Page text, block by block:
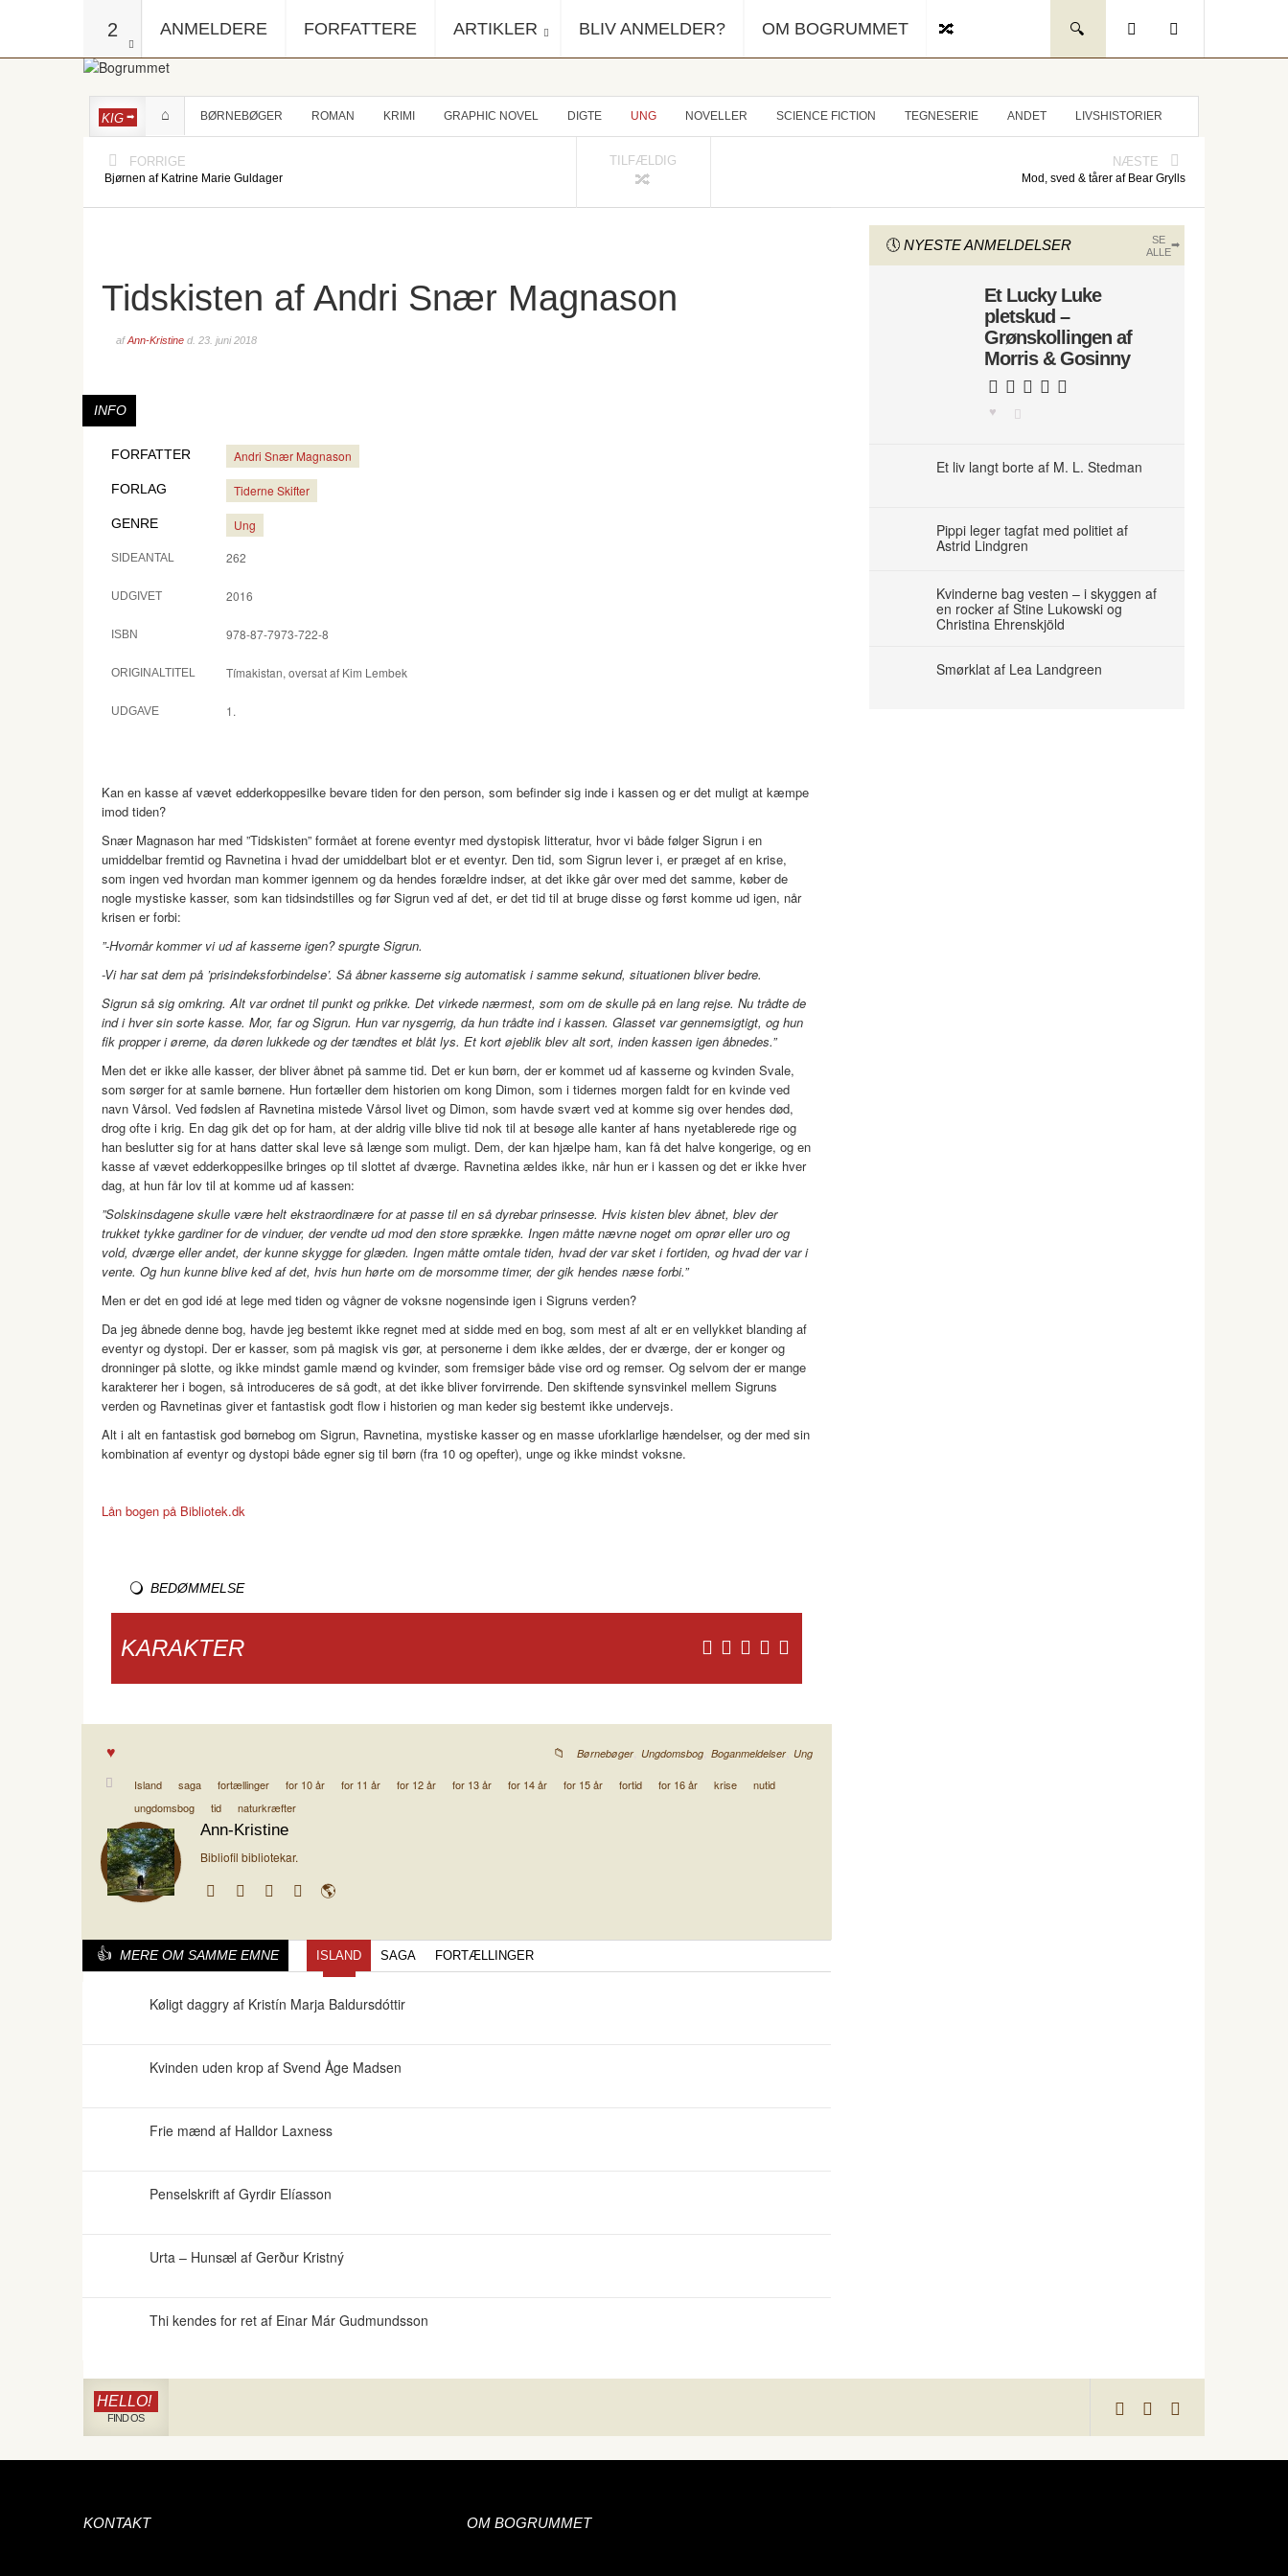
2 ANMELDERE FORFATTERE ARTIKLER BLIV ANMELDER? OM BOGRUMMET
KIG BØRNEBØGER ROMAN KRIMI GRAPHIC NOVEL DIGTE UNG NOVELLER SCIENCE FICTION TEGNESERIE ANDET LIVSHISTORIER
FORRIGE
Bjørnen af Katrine Marie Guldager
TILFÆLDIG NÆSTE
Mod, sved & tårer af Bear Grylls
Tidskisten af Andri Snær Magnason
afAnn-Kristine d. 23. juni 2018
INFO
FORFATTER Andri Snær Magnason
FORLAG Tiderne Skifter
GENRE Ung
SIDEANTAL 262
UDGIVET 2016
ISBN 978-87-7973-722-8
ORIGINALTITEL Tímakistan, oversat af Kim Lembek
UDGAVE 1.
Kan en kasse af vævet edderkoppesilke bevare tiden for den person, som befinder sig inde i kassen og er det muligt at kæmpe
imod tiden?
Snær Magnason har med ”Tidskisten” formået at forene eventyr med dystopisk litteratur, hvor vi både følger Sigrun i en
umiddelbar fremtid og Ravnetina i hvad der umiddelbart blot er et eventyr. Den tid, som Sigrun lever i, er præget af en krise,
som ingen ved hvordan man kommer igennem og da hendes forældre indser, at det ikke går over med det samme, køber de
nogle mystiske kasser, som kan tidsindstilles og før Sigrun ved af det, er det tid til at bruge disse og først komme ud igen, når
krisen er forbi:
”-Hvornår kommer vi ud af kasserne igen? spurgte Sigrun.
-Vi har sat dem på ’prisindeksforbindelse’. Så åbner kasserne sig automatisk i samme sekund, situationen bliver bedre.
Sigrun så sig omkring. Alt var ordnet til punkt og prikke. Det virkede nærmest, som om de skulle på en lang rejse. Nu trådte de
ind i hver sin sorte kasse. Mor, far og Sigrun. Hun var nysgerrig, da hun trådte ind i kassen. Glasset var gennemsigtigt, og hun
fik propper i ørerne, da døren lukkede og der tændtes et blåt lys. Et kort øjeblik blev alt sort, inden kassen igen åbnedes.”
Men det er ikke alle kasser, der bliver åbnet på samme tid. Det er kun børn, der er kommet ud af kasserne og kvinden Svale,
som sørger for at samle børnene. Hun fortæller dem historien om kong Dimon, som i tidernes morgen faldt for en kvinde ved
navn Vårsol. Ved fødslen af Ravnetina mistede Vårsol livet og Dimon, som havde svært ved at komme sig over hendes død,
drog ofte i krig. En dag gik det op for ham, at der aldrig ville blive tid nok til at besøge alle kanter af hans nyetablerede rige og
han beslutter sig for at hans datter skal leve så længe som muligt. Dem, der kan hjælpe ham, kan få det halve kongerige, og en
kasse af vævet edderkoppesilke bringes op til slottet af dværge. Ravnetina ældes ikke, når hun er i kassen og det er ikke hver
dag, at hun får lov til at komme ud af kassen:
”Solskinsdagene skulle være helt ekstraordinære for at passe til en så dyrebar prinsesse. Hvis kisten blev åbnet, blev der
trukket tykke gardiner for de vinduer, der vendte ud mod den store sprække. Ingen måtte nævne noget om oprør eller uro og
vold, dværge eller andet, der kunne skygge for glæden. Ingen måtte omtale tiden, hvad der var sket i fortiden, og hvad der var i
vente. Og hun kunne blive ked af det, hvis hun hørte om de morsomme timer, der gik hendes næse forbi.”
Men er det en god idé at lege med tiden og vågner de voksne nogensinde igen i Sigruns verden?
Da jeg åbnede denne bog, havde jeg bestemt ikke regnet med at sidde med en bog, som mest af alt er en vellykket blanding af
eventyr og dystopi. Der er kasser, som på magisk vis gør, at personerne i dem ikke ældes, der er dværge, der er konger og
dronninger på slotte, og ikke mindst gamle mænd og kvinder, som fremsiger både vise ord og remser. Og selvom der er mange
karakterer her i bogen, så introduceres de så godt, at det ikke bliver forvirrende. Den skiftende synsvinkel mellem Sigruns
verden og Ravnetinas giver et fantastisk godt flow i historien og man keder sig bestemt ikke undervejs.
Alt i alt en fantastisk god børnebog om Sigrun, Ravnetina, mystiske kasser og en masse uforklarlige hændelser, og der med sin
kombination af eventyr og dystopi både egner sig til børn (fra 10 og opefter), unge og ikke mindst voksne.
Lån bogen på Bibliotek.dk
BEDØMMELSE
KARAKTER
Børnebøger, Ungdomsbog Boganmeldelser, Ung
Island saga fortællinger for 10 år for 11 år for 12 år for 13 år for 14 år for 15 år fortid for 16 år krise
nutid
ungdomsbog
tid naturkræfter
Ann-Kristine
Bibliofil bibliotekar.
MERE OM SAMME EMNE ISLAND SAGA FORTÆLLINGER
Køligt daggry af Kristín Marja Baldursdóttir
Kvinden uden krop af Svend Åge Madsen
Frie mænd af Halldor Laxness
Penselskrift af Gyrdir Elíasson
Urta – Hunsæl af Gerður Kristný
Thi kendes for ret af Einar Már Gudmundsson
NYESTE ANMELDELSER
SE
ALLE
Et Lucky Luke
pletskud –
Grønskollingen af
Morris & Gosinny
Et liv langt borte af M. L. Stedman
Pippi leger tagfat med politiet af
Astrid Lindgren
Kvinderne bag vesten – i skyggen af
en rocker af Stine Lukowski og
Christina Ehrenskjöld
Smørklat af Lea Landgreen
HELLO!
FIND OS
KONTAKT OM BOGRUMMET